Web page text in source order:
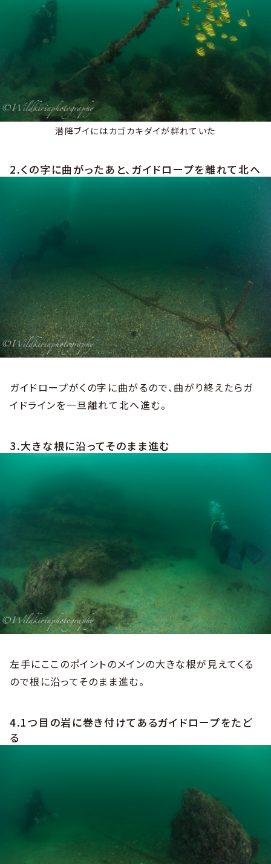
潜降ブイにはカゴカキダイが群れていた
2.くの字に曲がったあと、ガイドロープを離れて北へ
ガイドロープがくの字に曲がるので、曲がり終えたらガ
イドラインを一旦離れて北へ進む。
3.大きな根に沿ってそのまま進む
左手にここのポイントのメインの大きな根が見えてくる
ので根に沿ってそのまま進む。
4.1つ目の岩に巻き付けてあるガイドロープをたど
る